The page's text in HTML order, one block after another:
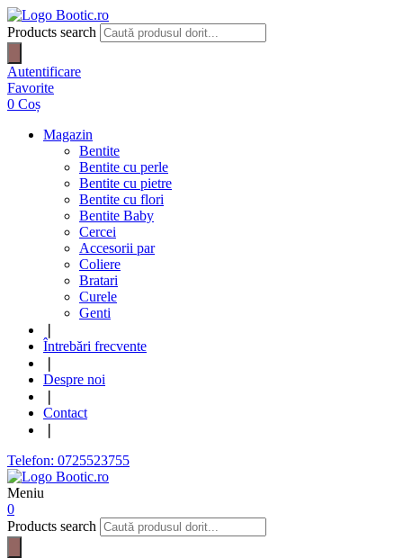
Products search
Autentificare
Favorite
0 Coș
Magazin
Bentite
Bentite cu perle
Bentite cu pietre
Bentite cu flori
Bentite Baby
Cercei
Accesorii par
Coliere
Bratari
Curele
Genti
Întrebări frecvente
Despre noi
Contact
Telefon: 0725523755
Meniu
0
Products search